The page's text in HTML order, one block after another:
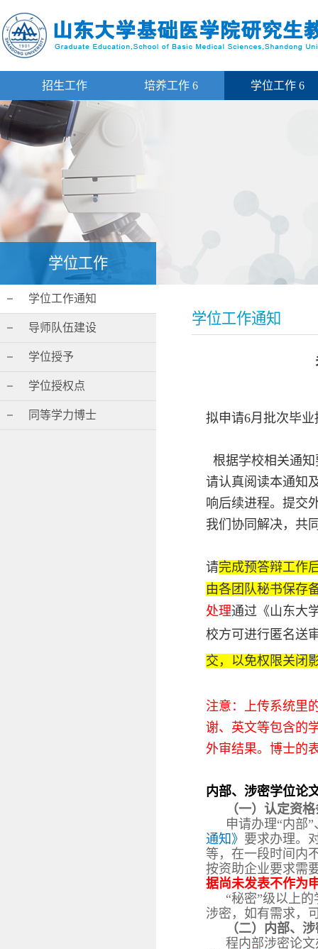
招生工作 培养工作 6 学位工作 6
学位工作
学位工作通知
导师队伍建设
学位授予
学位授权点
同等学力博士
学位工作通知
拟申请6月批次毕
根据学校相关通
请认真阅读本通知
响后续进程。提交
我们协同解决，共
请完成预答辩工作
由各团队秘书保存
处理通过《山东大
校方可进行匿名送
交，以免权限关闭
注意：上传系统里
谢、英文等包含的
外审结果。博士的
内部、涉密学位论
（一） 认定资格
申请办理“内部
通知》 要求办理。
等，在一段时间内
按资助企业要求需
据尚未发表不作为
“秘密”级以上
涉密，如有需求，
（二）
内部、
程内部涉密论